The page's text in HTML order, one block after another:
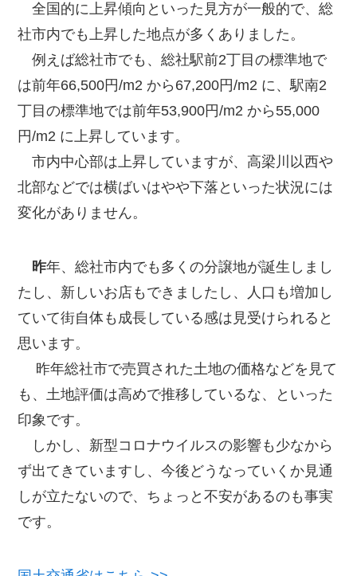
全国的に上昇傾向といった見方が一般的で、総
社市内でも上昇した地点が多くありました。
例えば総社市でも、総社駅前2丁目の標準地で
は前年66,500円/m2 から67,200円/m2 に、駅南2
丁目の標準地では前年53,900円/m2 から55,000
円/m2 に上昇しています。
市内中心部は上昇していますが、高梁川以西や
北部などでは横ばいはやや下落といった状況には
変化がありません。
昨年、総社市内でも多くの分譲地が誕生しまし
たし、新しいお店もできましたし、人口も増加し
ていて街自体も成長している感は見受けられると
思います。
昨年総社市で売買された土地の価格などを見て
も、土地評価は高めで推移しているな、といった
印象です。
しかし、新型コロナウイルスの影響も少なから
ず出てきていますし、今後どうなっていくか見通
しが立たないので、ちょっと不安があるのも事実
です。